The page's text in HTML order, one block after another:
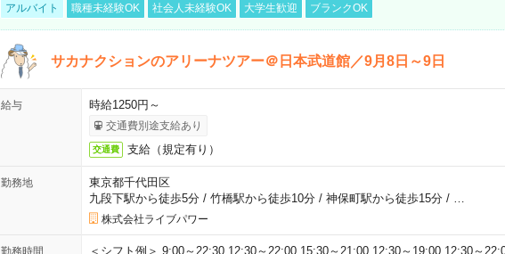
アルバイト 職種未経験OK 社会人未経験OK 大学生歓迎 ブランクOK
サカナクションのアリーナツアー＠日本武道館／9月8日～9日
給与 時給1250円～
交通費別途支給あり
交通費 支給（規定有り）
勤務地
東京都千代田区
九段下駅から徒歩5分/ 竹橋駅から徒歩10分/ 神保町駅から徒歩15分/
株式会社ライブパワー
勤務時間 ＜シフト例＞ 9:00～22:30 12:30～22:00 15:30～21:00 12:30～19:00 12:30～